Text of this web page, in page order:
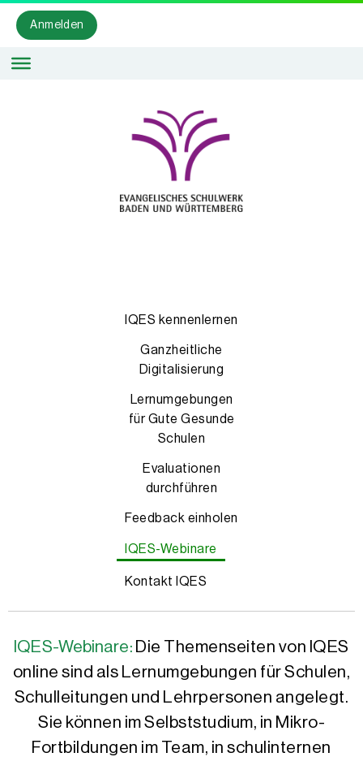
Anmelden
IQES kennenlernen
Ganzheitliche
Digitalisierung
Lernumgebungen
für Gute Gesunde
Schulen
Evaluationen
durchführen
Feedback einholen
IQES-Webinare
Kontakt IQES
IQES-Webinare: Die Themenseiten von IQES
online sind als Lernumgebungen für Schulen,
Schulleitungen und Lehrpersonen angelegt.
Sie können im Selbststudium, in Mikro-
Fortbildungen im Team, in schulinternen